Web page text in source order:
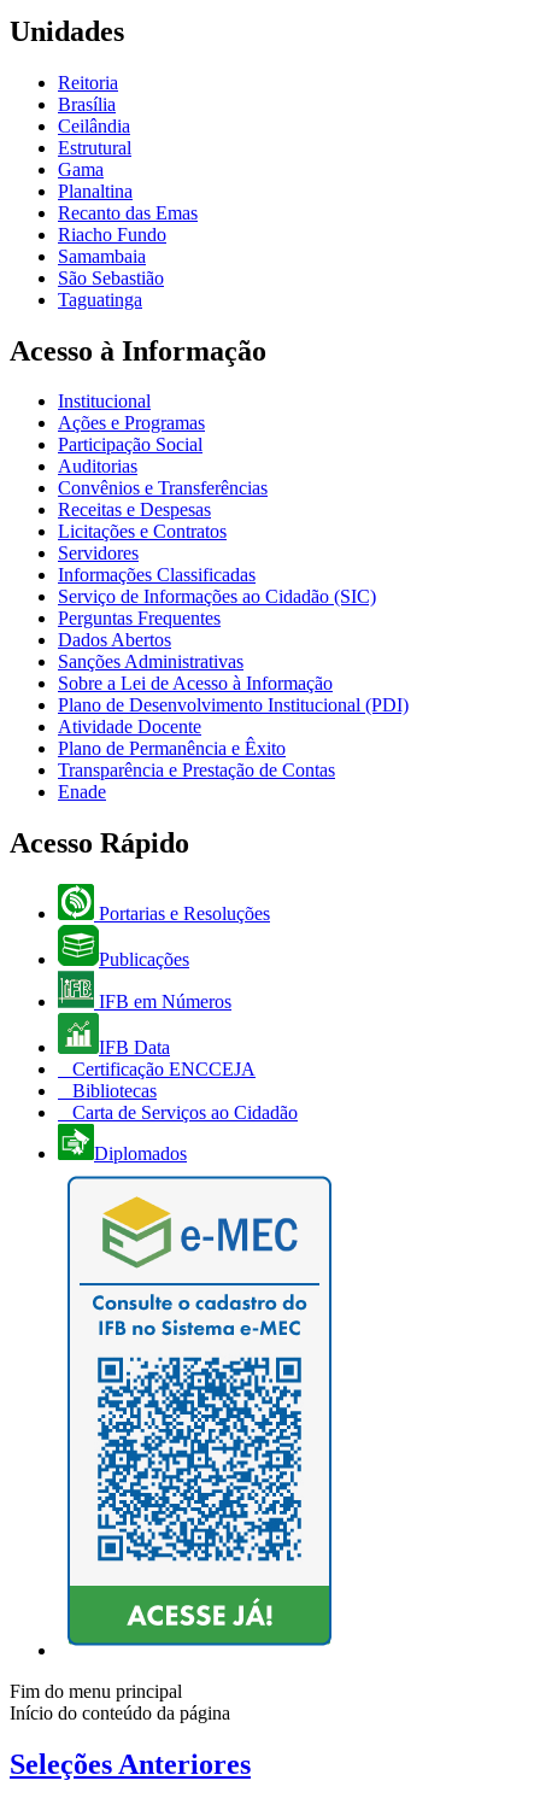
Unidades
Reitoria
Brasília
Ceilândia
Estrutural
Gama
Planaltina
Recanto das Emas
Riacho Fundo
Samambaia
São Sebastião
Taguatinga
Acesso à Informação
Institucional
Ações e Programas
Participação Social
Auditorias
Convênios e Transferências
Receitas e Despesas
Licitações e Contratos
Servidores
Informações Classificadas
Serviço de Informações ao Cidadão (SIC)
Perguntas Frequentes
Dados Abertos
Sanções Administrativas
Sobre a Lei de Acesso à Informação
Plano de Desenvolvimento Institucional (PDI)
Atividade Docente
Plano de Permanência e Êxito
Transparência e Prestação de Contas
Enade
Acesso Rápido
Portarias e Resoluções
Publicações
IFB em Números
IFB Data
Certificação ENCCEJA
Bibliotecas
Carta de Serviços ao Cidadão
Diplomados
Fim do menu principal
Início do conteúdo da página
Seleções Anteriores